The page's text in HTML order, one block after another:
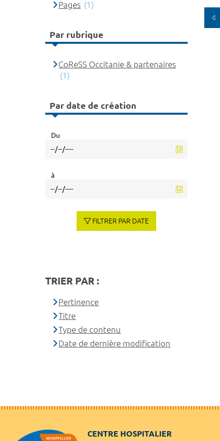
Pages (1)
Par rubrique
CoReSS Occitanie & partenaires
(1)
Par date de création
Du
à
FILTRER PAR DATE
TRIER PAR :
Pertinence
Titre
Type de contenu
Date de dernière modification
CENTRE HOSPITALIER